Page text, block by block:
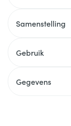
Samenstelling
Gebruik
Gegevens